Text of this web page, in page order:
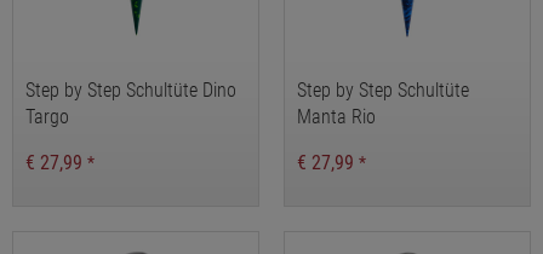
Step by Step Schultüte Dino
Targo
€ 27,99 *
Step by Step Schultüte
Manta Rio
€ 27,99 *